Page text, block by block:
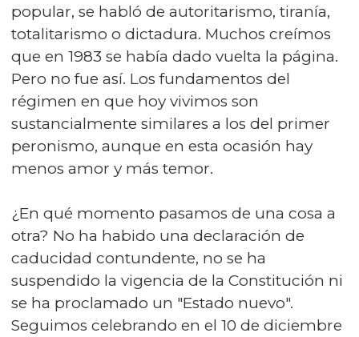
popular, se habló de autoritarismo, tiranía,
totalitarismo o dictadura. Muchos creímos
que en 1983 se había dado vuelta la página.
Pero no fue así. Los fundamentos del
régimen en que hoy vivimos son
sustancialmente similares a los del primer
peronismo, aunque en esta ocasión hay
menos amor y más temor.
¿En qué momento pasamos de una cosa a
otra? No ha habido una declaración de
caducidad contundente, no se ha
suspendido la vigencia de la Constitución ni
se ha proclamado un "Estado nuevo".
Seguimos celebrando en el 10 de diciembre